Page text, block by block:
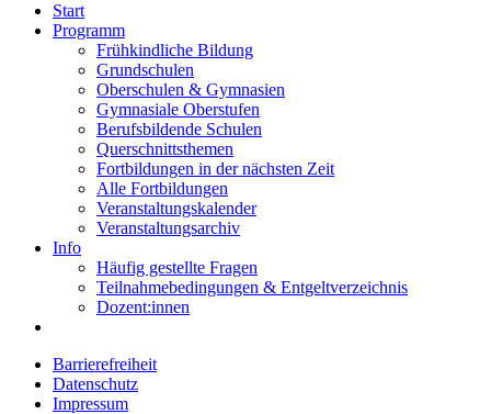
Start
Programm
Frühkindliche Bildung
Grundschulen
Oberschulen & Gymnasien
Gymnasiale Oberstufen
Berufsbildende Schulen
Querschnittsthemen
Fortbildungen in der nächsten Zeit
Alle Fortbildungen
Veranstaltungskalender
Veranstaltungsarchiv
Info
Häufig gestellte Fragen
Teilnahmebedingungen & Entgeltverzeichnis
Dozent:innen
Barrierefreiheit
Datenschutz
Impressum